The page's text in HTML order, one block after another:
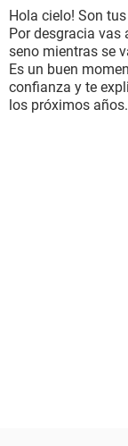
Hola cielo! Son tus
Por desgracia vas
seno mientras se
Es un buen
confianza y te
los próximos años.